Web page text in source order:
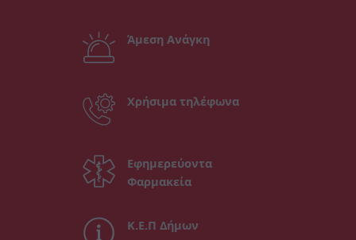
Άμεση Ανάγκη
Χρήσιμα τηλέφωνα
Εφημερεύοντα
Φαρμακεία
Κ.Ε.Π Δήμων